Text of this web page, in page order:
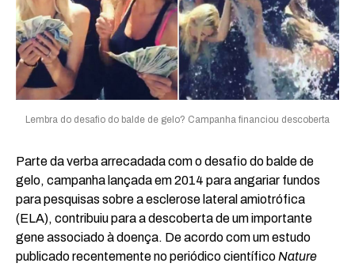
Lembra do desafio do balde de gelo? Campanha financiou descoberta
Parte da verba arrecadada com o desafio do balde de
gelo, campanha lançada em 2014 para angariar fundos
para pesquisas sobre a esclerose lateral amiotrófica
(ELA), contribuiu para a descoberta de um importante
gene associado à doença. De acordo com um estudo
publicado recentemente no periódico científico Nature